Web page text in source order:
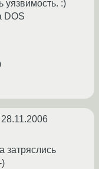
уязвимость. :)
DOS
28.11.2006
затряслись
)